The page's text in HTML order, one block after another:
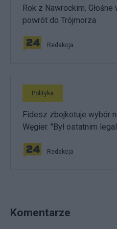
Rok z Nawrockim.
powrót do Trójmorza
Redakcja
Polityka
Fidesz zbojkotuje wybór
Węgier. "Był ostatnim
Redakcja
Komentarze